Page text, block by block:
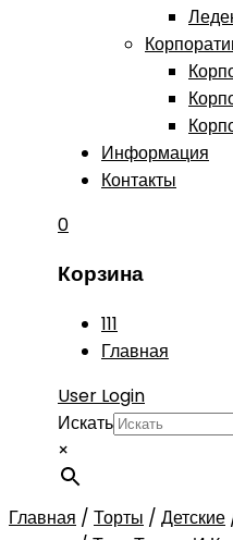
Информация
Контакты
0
Корзина
111
Главная
User Login
Искать
×
Главная / Торты / Детские